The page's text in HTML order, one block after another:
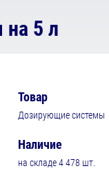
5 л
Товар
Дозирующие системы
Наличие
на складе 4 478 шт.